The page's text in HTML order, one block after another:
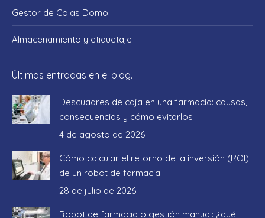
Gestor de Colas Domo
Almacenamiento y etiquetaje
Últimas entradas en el blog.
Descuadres de caja en una farmacia: causas,
consecuencias y cómo evitarlos
4 de agosto de 2026
Cómo calcular el retorno de la inversión (ROI)
de un robot de farmacia
28 de julio de 2026
Robot de farmacia o gestión manual: ¿qué